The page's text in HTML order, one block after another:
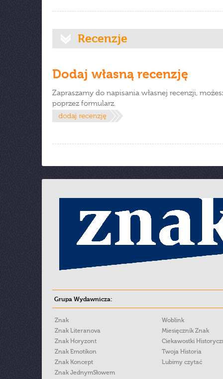
Recenzje
Dodaj własną recenzję
Zapraszamy do napisania własnej recenzji,
poprzez formularz.
Grupa Wydawnicza:
Znak
Znak Literanova
Znak Horyzont
Znak Emotikon
Znak Koncept
Znak JednymSłowem
Woblink
Miesięcznik Znak
Ciekawostki
Twoja Historia
Lubimy czytać